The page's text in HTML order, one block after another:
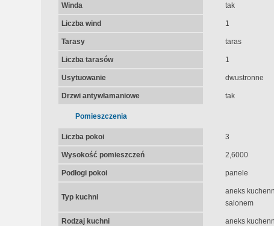
Winda tak
Liczba wind 1
Tarasy taras
Liczba tarasów 1
Usytuowanie dwustronne
Drzwi antywłamaniowe tak
Pomieszczenia
Liczba pokoi 3
Wysokość pomieszczeń 2,6000
Podłogi pokoi panele
Typ kuchni
aneks
salonem
Rodzaj kuchni aneks